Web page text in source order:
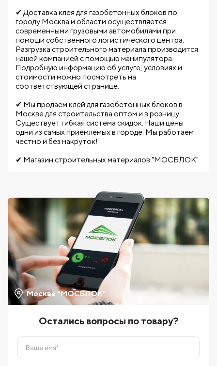
✔ Доставка клея для газобетонных блоков по
городу Москва и области осуществляется
современными грузовыми автомобилями при
помощи собственного логистического центра.
Разгрузка строительного материала производится
нашей компанией с помощью манипулятора.
Подробную информацию об услуге, условиях и
стоимости можно посмотреть на
соответствующей странице.
✔ Мы продаем клей для газобетонных блоков в
Москве для строительства оптом и в розницу.
Существует гибкая система скидок. Наши цены
одни из самых приемлемых в городе. Мы работаем
честно и без накруток!
✔ Магазин строительных материалов "МОСБЛОК"
Москва "МОСБЛОК"
Остались вопросы по товару?